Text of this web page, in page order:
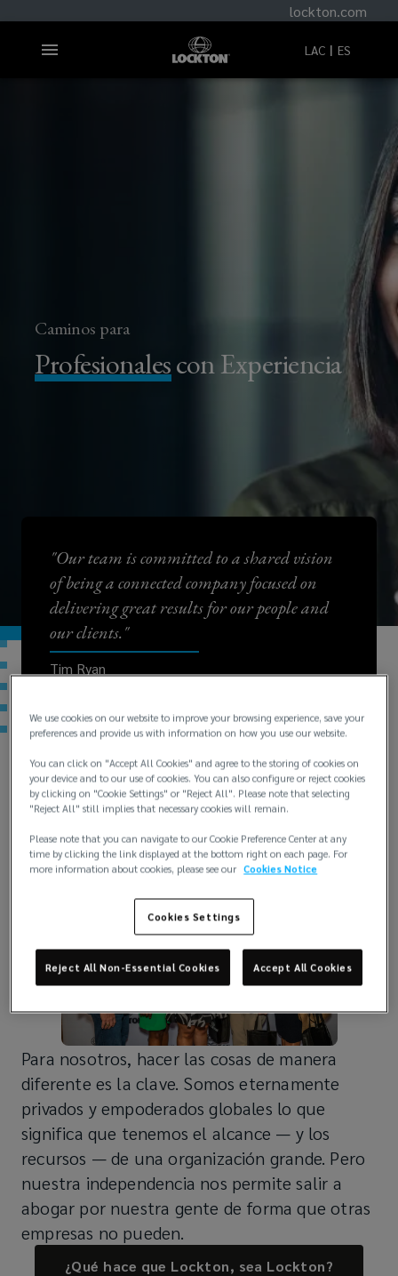
lockton.com
LAC ES
Caminos para
Profesionalescon Experiencia
"Our team is committed to a shared vision
of being a connected company focused on
delivering great results for our people and
our clients."
Tim Ryan
¿Por qué Lockton?
Para nosotros, hacer las cosas de manera
diferente es la clave. Somos eternamente
privados y empoderados globales lo que
significa que tenemos el alcance — y los
recursos — de una organización grande. Pero
nuestra independencia nos permite salir a
abogar por nuestra gente de forma que otras
empresas no pueden.
¿Qué hace que Lockton, sea Lockton?
We use cookies on our website to improve your browsing experience, save your
preferences and provide us with information on how you use our website.
You can click on "Accept All Cookies" and agree to the storing of cookies on
your device and to our use of cookies. You can also configure or reject cookies
by clicking on "Cookie Settings" or "Reject All". Please note that selecting
"Reject All" still implies that necessary cookies will remain.
Please note that you can navigate to our Cookie Preference Center at any
time by clicking the link displayed at the bottom right on each page. For
more information about cookies, please see our Cookies Notice
Cookies Settings
Reject All Non-Essential Cookies Accept All Cookies